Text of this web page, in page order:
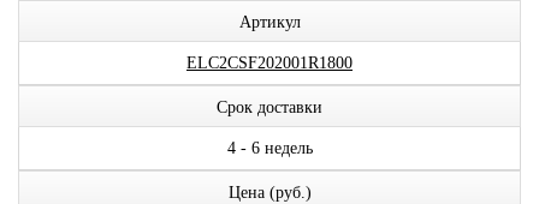
Артикул
ELC2CSF202001R1800
Срок доставки
4 - 6 недель
Цена (руб.)